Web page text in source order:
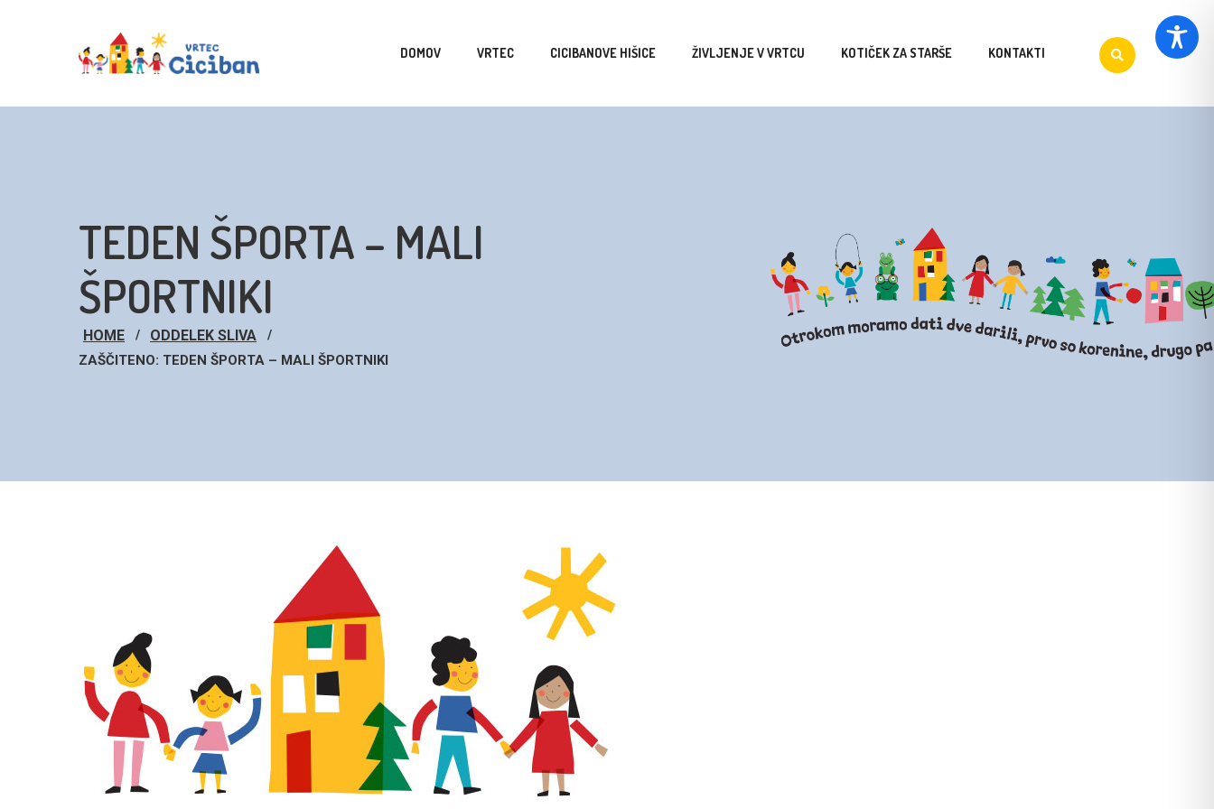
DOMOV VRTEC CICIBANOVE HIŠICE ŽIVLJENJE V VRTCU KOTIČEK ZA STARŠE KONTAKTI
TEDEN ŠPORTA – MALI
ŠPORTNIKI
HOME ODDELEK SLIVA
ZAŠČITENO: TEDEN ŠPORTA – MALI ŠPORTNIKI